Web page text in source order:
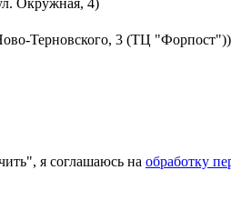
Окружная, 4)
Терновского, 3 (ТЦ "Форпост"))
я соглашаюсь на обработку